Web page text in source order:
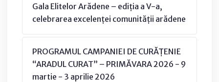
Gala Elitelor Arădene – ediția a V-a,
celebrarea excelenței comunității arădene
PROGRAMUL CAMPANIEI DE CURĂȚENIE
“ARADUL CURAT” – PRIMĂVARA 2026 - 9
martie - 3 aprilie 2026